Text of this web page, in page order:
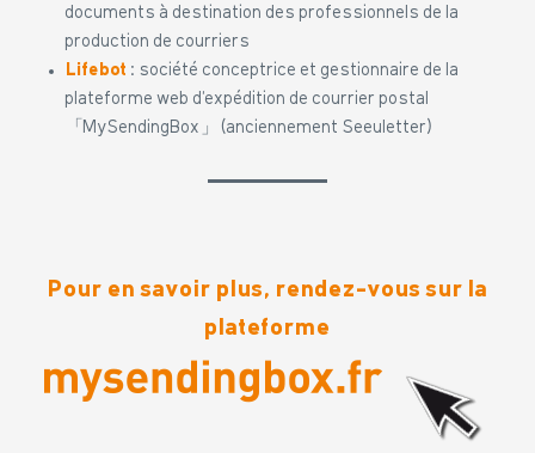
documents à destination des professionnels de la
production de courriers
Lifebot : société conceptrice et gestionnaire de la
plateforme web d’expédition de courrier postal
「MySendingBox」 (anciennement Seeuletter)
Pour en savoir plus, rendez-vous sur la
plateforme